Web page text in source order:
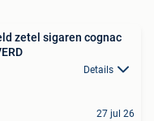
zetel sigaren cognac
Details
27 jul 26